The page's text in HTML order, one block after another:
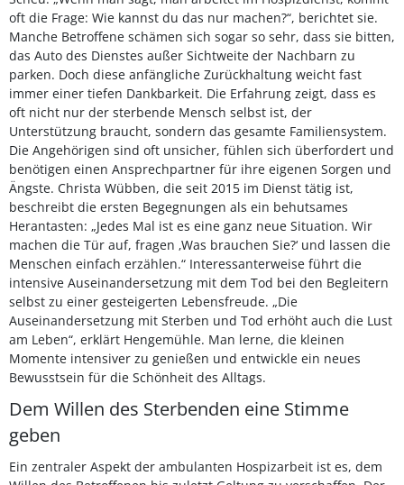
oft die Frage: Wie kannst du das nur machen?“, berichtet sie.
Manche Betroffene schämen sich sogar so sehr, dass sie bitten,
das Auto des Dienstes außer Sichtweite der Nachbarn zu
parken. Doch diese anfängliche Zurückhaltung weicht fast
immer einer tiefen Dankbarkeit. Die Erfahrung zeigt, dass es
oft nicht nur der sterbende Mensch selbst ist, der
Unterstützung braucht, sondern das gesamte Familiensystem.
Die Angehörigen sind oft unsicher, fühlen sich überfordert und
benötigen einen Ansprechpartner für ihre eigenen Sorgen und
Ängste. Christa Wübben, die seit 2015 im Dienst tätig ist,
beschreibt die ersten Begegnungen als ein behutsames
Herantasten: „Jedes Mal ist es eine ganz neue Situation. Wir
machen die Tür auf, fragen ‚Was brauchen Sie?‘ und lassen die
Menschen einfach erzählen.“ Interessanterweise führt die
intensive Auseinandersetzung mit dem Tod bei den Begleitern
selbst zu einer gesteigerten Lebensfreude. „Die
Auseinandersetzung mit Sterben und Tod erhöht auch die Lust
am Leben“, erklärt Hengemühle. Man lerne, die kleinen
Momente intensiver zu genießen und entwickle ein neues
Bewusstsein für die Schönheit des Alltags.
Dem Willen des Sterbenden eine Stimme
geben
Ein zentraler Aspekt der ambulanten Hospizarbeit ist es, dem